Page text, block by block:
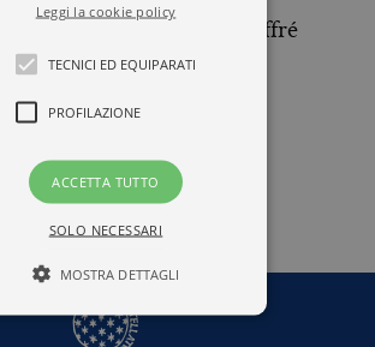
Domenico Gioffré
1 2 3 4 5
Leggi la cookie policy
TECNICI ED EQUIPARATI
PROFILAZIONE
ACCETTA TUTTO
SOLO NECESSARI
MOSTRA DETTAGLI